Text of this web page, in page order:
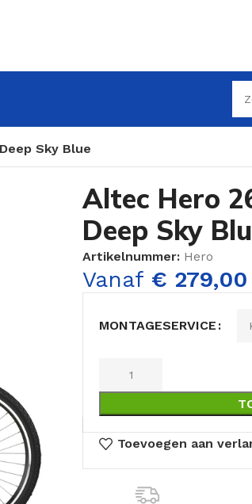
Sky Blue
Altec Hero
Deep Sky
Artikelnummer: Hero
Vanaf € 279,00
MONTAGESERVICE
Toevoegen aan